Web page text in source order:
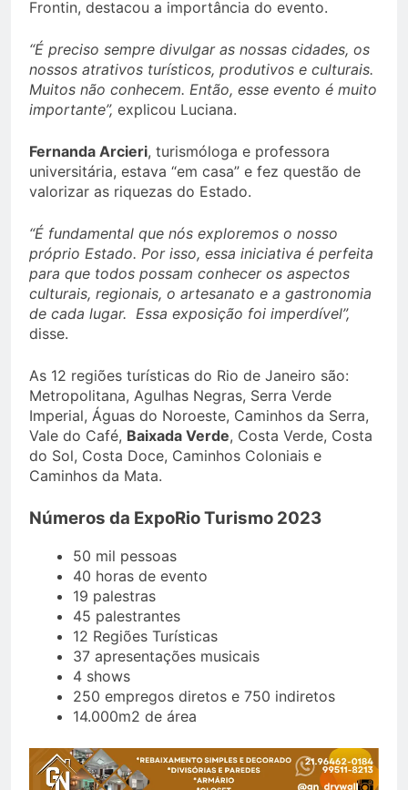
Frontin, destacou a importância do evento.
“É preciso sempre divulgar as nossas cidades, os
nossos atrativos turísticos, produtivos e culturais.
Muitos não conhecem. Então, esse evento é muito
importante”, explicou Luciana.
Fernanda Arcieri, turismóloga e professora
universitária, estava “em casa” e fez questão de
valorizar as riquezas do Estado.
“É fundamental que nós exploremos o nosso
próprio Estado. Por isso, essa iniciativa é perfeita
para que todos possam conhecer os aspectos
culturais, regionais, o artesanato e a gastronomia
de cada lugar. Essa exposição foi imperdível”,
disse.
As 12 regiões turísticas do Rio de Janeiro são:
Metropolitana, Agulhas Negras, Serra Verde
Imperial, Águas do Noroeste, Caminhos da Serra,
Vale do Café, Baixada Verde, Costa Verde, Costa
do Sol, Costa Doce, Caminhos Coloniais e
Caminhos da Mata.
Números da ExpoRio Turismo 2023
50 mil pessoas
40 horas de evento
19 palestras
45 palestrantes
12 Regiões Turísticas
37 apresentações musicais
4 shows
250 empregos diretos e 750 indiretos
14.000m2 de área